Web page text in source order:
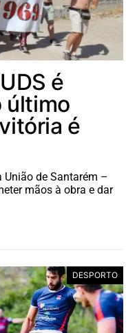
é
último
é
União de Santarém –
mãos à obra e dar
DESPORTO